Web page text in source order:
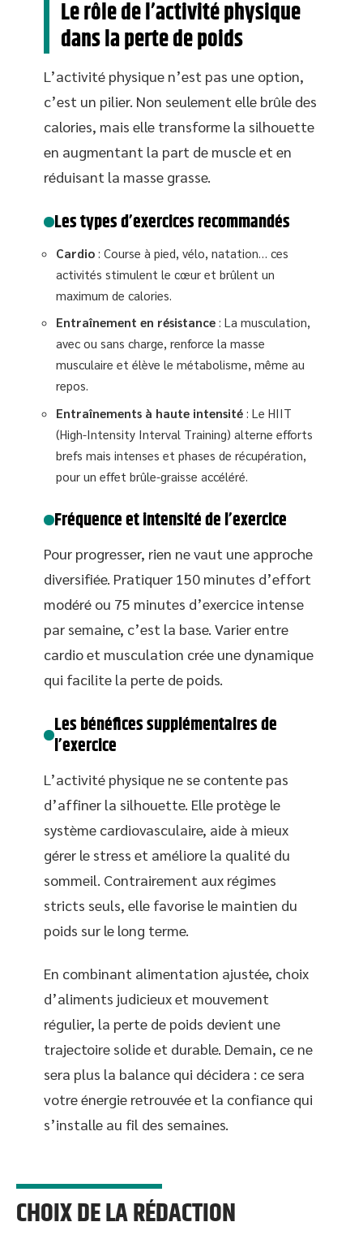
Le rôle de l’activité physique
dans la perte de poids
L’activité physique n’est pas une option,
c’est un pilier. Non seulement elle brûle des
calories, mais elle transforme la silhouette
en augmentant la part de muscle et en
réduisant la masse grasse.
Les types d’exercices recommandés
Cardio : Course à pied, vélo, natation… ces
activités stimulent le cœur et brûlent un
maximum de calories.
Entraînement en résistance : La musculation,
avec ou sans charge, renforce la masse
musculaire et élève le métabolisme, même au
repos.
Entraînements à haute intensité : Le HIIT
(High-Intensity Interval Training) alterne efforts
brefs mais intenses et phases de récupération,
pour un effet brûle-graisse accéléré.
Fréquence et intensité de l’exercice
Pour progresser, rien ne vaut une approche
diversifiée. Pratiquer 150 minutes d’effort
modéré ou 75 minutes d’exercice intense
par semaine, c’est la base. Varier entre
cardio et musculation crée une dynamique
qui facilite la perte de poids.
Les bénéfices supplémentaires de
l’exercice
L’activité physique ne se contente pas
d’affiner la silhouette. Elle protège le
système cardiovasculaire, aide à mieux
gérer le stress et améliore la qualité du
sommeil. Contrairement aux régimes
stricts seuls, elle favorise le maintien du
poids sur le long terme.
En combinant alimentation ajustée, choix
d’aliments judicieux et mouvement
régulier, la perte de poids devient une
trajectoire solide et durable. Demain, ce ne
sera plus la balance qui décidera : ce sera
votre énergie retrouvée et la confiance qui
s’installe au fil des semaines.
CHOIX DE LA RÉDACTION